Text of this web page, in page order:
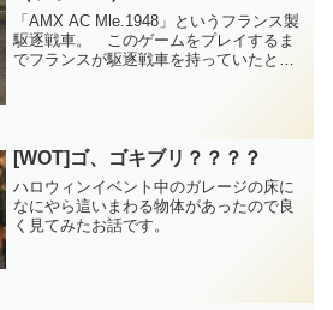
「AMX AC Mle.1948」というフランス製
駆逐戦車。 このゲームをプレイするま
でフランスが駆逐戦車を持っていたと
[WOT]ゴ、ゴキブリ？？？？
ハロウィンイベント中のガレージの床に
なにやら這いまわる物体があったので良
く見てみたお話です。